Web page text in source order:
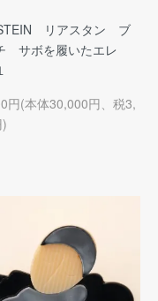
リアスタン ブ
サボを履いたエレ
円(本体30,000円、税3,